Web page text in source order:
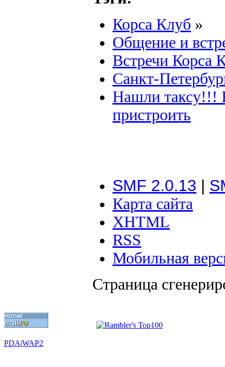
Корса Клуб »
Общение и
Встречи Корса
Санкт-
Нашли таксу!!!
пристроить
SMF 2.0.13 |
Карта сайта
XHTML
RSS
Мобильная
Страница
PDA|WAP2